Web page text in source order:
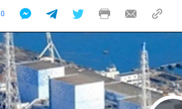
0